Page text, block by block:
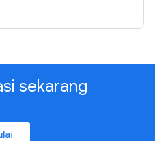
sekarang